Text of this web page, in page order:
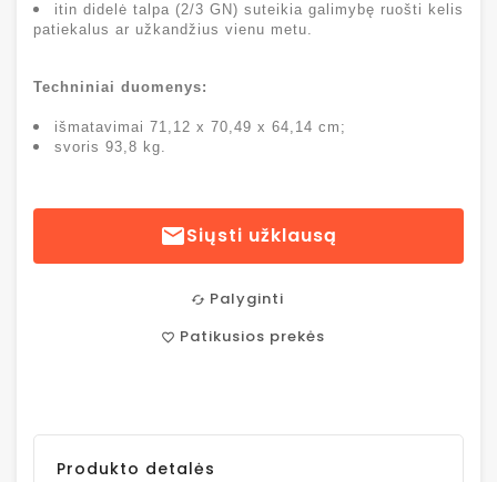
itin didelė talpa (2/3 GN) suteikia galimybę ruošti kelis
patiekalus ar užkandžius vienu metu.
Techniniai duomenys:
išmatavimai 71,12 x 70,49 x 64,14 cm;
svoris 93,8 kg.
Siųsti užklausą
cached Palyginti
favorite_border Patikusios prekės
Produkto detalės